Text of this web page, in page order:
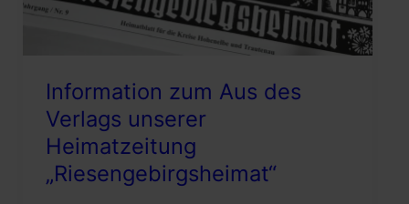
Information zum Aus des
Verlags unserer
Heimatzeitung
„Riesengebirgsheimat“